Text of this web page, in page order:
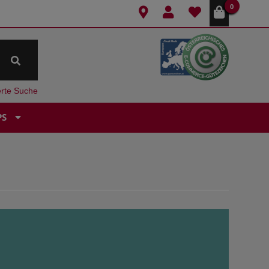
0
Suche